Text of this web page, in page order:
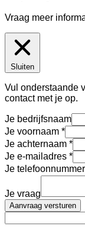
Vraag meer
Sluiten
Vul onderstaande
contact met je op.
Je bedrijfsnaam
Je voornaam
Je achternaam
Je e-mailadres
Je telefoonnummer
Je vraag
Aanvraag versturen